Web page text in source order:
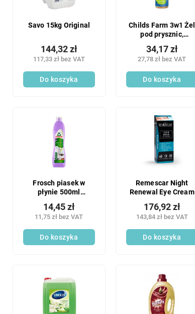
Savo 15kg Original
117,33 zł bez VAT
144,32 zł
Do koszyka
Childs Farm 3w1 Żel
pod prysznic,
szampon i odżywka
po kąpieli truskawka i
mięta 250 ml
27,78 zł bez VAT
34,17 zł
Do koszyka
Frosch piasek w
płynie 500ml
lawenda ECO
11,75 zł bez VAT
14,45 zł
Do koszyka
Remescar Night
Renewal Eye Cream
143,84 zł bez VAT
176,92 zł
Do koszyka